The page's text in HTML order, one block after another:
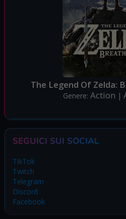
The Legend Of Zelda:
Genere: Action |
SEGUICI SUI SOCIAL
TikTok
Twitch
Telegram
Discord
Facebook